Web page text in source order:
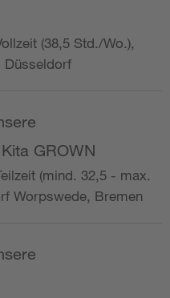
(38,5 Std./Wo.),
Düsseldorf
GROWN
(mind. 32,5 - max.
Worpswede, Bremen